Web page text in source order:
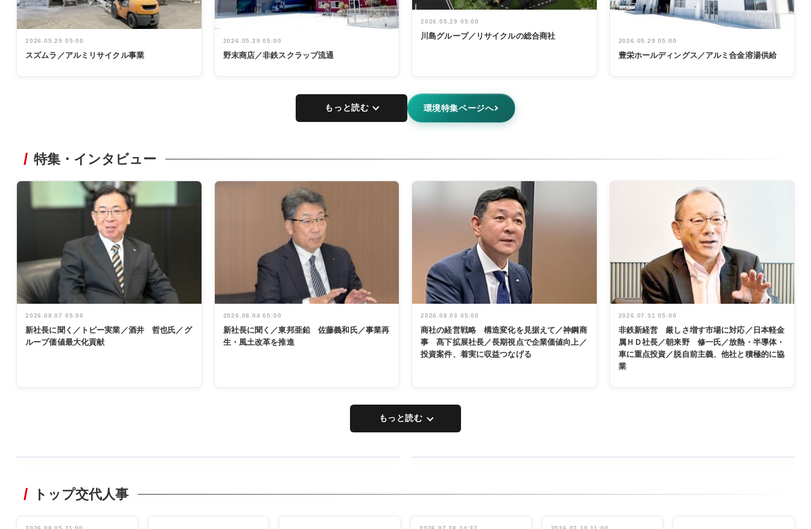
2026.05.29 05:00
スズムラ／アルミリサイクル事業
2026.05.29 05:00
野末商店／非鉄スクラップ流通
2026.05.29 05:00
川島グループ／リサイクルの総合商社
2026.05.29 05:00
豊栄ホールディングス／アルミ合金溶湯供給
もっと読む 環境特集ページへ
特集・インタビュー
2026.08.07 05:00
新社長に聞く／トピー実業／酒井 哲也氏／グ
ループ価値最大化貢献
2026.08.04 05:00
新社長に聞く／東邦亜鉛 佐藤義和氏／事業再
生・風土改革を推進
2026.08.03 05:00
商社の経営戦略 構造変化を見据えて／神鋼商
事 髙下拡展社長／長期視点で企業価値向上／
投資案件、着実に収益つなげる
2026.07.31 05:00
非鉄新経営 厳しさ増す市場に対応／日本軽金
属ＨＤ社長／朝来野 修一氏／放熱・半導体・
車に重点投資／脱自前主義、他社と積極的に協
業
もっと読む
非鉄業界で
管理職編
トップ交代人事